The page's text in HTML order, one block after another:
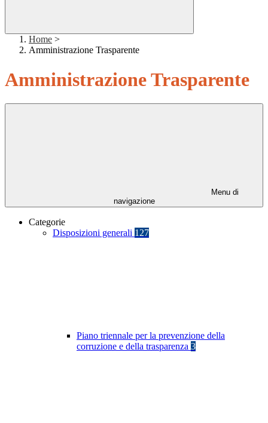
Home >
Amministrazione Trasparente
Amministrazione Trasparente
Menu di
navigazione
Categorie
Disposizioni generali 127
Piano triennale per la prevenzione della
corruzione e della trasparenza 3